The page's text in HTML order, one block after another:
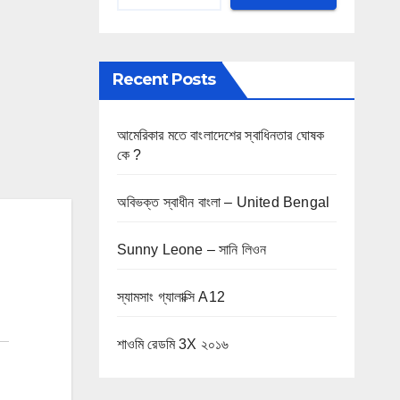
Recent Posts
আমেরিকার মতে বাংলাদেশের স্বাধিনতার ঘোষক
কে ?
অবিভক্ত স্বাধীন বাংলা – United Bengal
Sunny Leone – সানি লিওন
স্যামসাং গ্যালাক্সি A12
শাওমি রেডমি 3X ২০১৬